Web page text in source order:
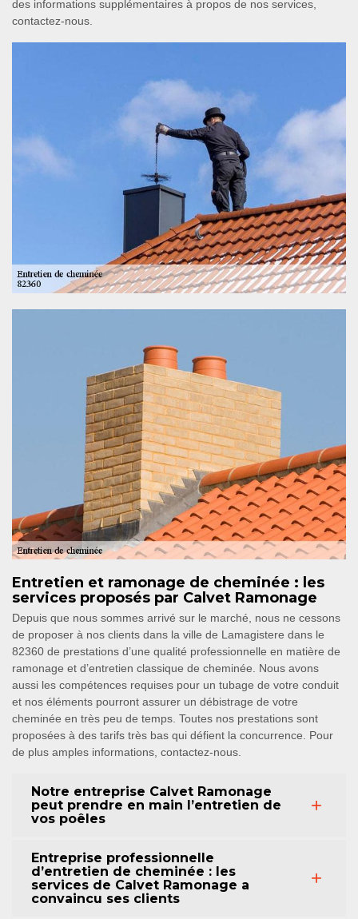
des informations supplémentaires à propos de nos services,
contactez-nous.
Entretien et ramonage de cheminée : les
services proposés par Calvet Ramonage
Depuis que nous sommes arrivé sur le marché, nous ne cessons
de proposer à nos clients dans la ville de Lamagistere dans le
82360 de prestations d’une qualité professionnelle en matière de
ramonage et d’entretien classique de cheminée. Nous avons
aussi les compétences requises pour un tubage de votre conduit
et nos éléments pourront assurer un débistrage de votre
cheminée en très peu de temps. Toutes nos prestations sont
proposées à des tarifs très bas qui défient la concurrence. Pour
de plus amples informations, contactez-nous.
Notre entreprise Calvet Ramonage
peut prendre en main l’entretien de
vos poêles
Entreprise professionnelle
d’entretien de cheminée : les
services de Calvet Ramonage a
convaincu ses clients